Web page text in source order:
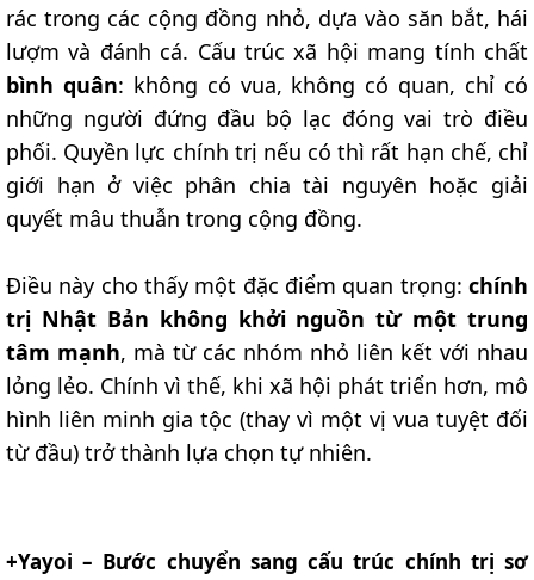
rác trong các cộng đồng nhỏ, dựa vào săn bắt, hái
lượm và đánh cá. Cấu trúc xã hội mang tính chất
bình quân: không có vua, không có quan, chỉ có
những người đứng đầu bộ lạc đóng vai trò điều
phối. Quyền lực chính trị nếu có thì rất hạn chế, chỉ
giới hạn ở việc phân chia tài nguyên hoặc giải
quyết mâu thuẫn trong cộng đồng.
Điều này cho thấy một đặc điểm quan trọng: chính
trị Nhật Bản không khởi nguồn từ một trung
tâm mạnh, mà từ các nhóm nhỏ liên kết với nhau
lỏng lẻo. Chính vì thế, khi xã hội phát triển hơn, mô
hình liên minh gia tộc (thay vì một vị vua tuyệt đối
từ đầu) trở thành lựa chọn tự nhiên.
+Yayoi – Bước chuyển sang cấu trúc chính trị sơ